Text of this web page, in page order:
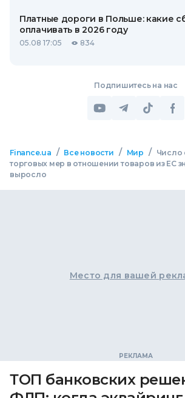
Платные дороги в Польше: какие
оплачивать в 2026 году
05.08 17:05 834
Подпишитесь на нас
Finance.ua / Все новости / Мир /
Число
торговых мер в отношении товаров из ЕС
выросло
Место для вашей
ТОП банковских